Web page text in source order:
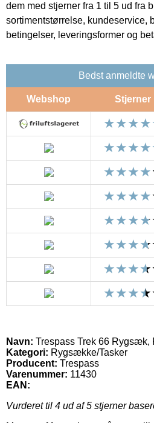
dem med stjerner fra 1 til 5 ud fra
sortimentstørrelse, kundeservice,
betingelser, leveringsformer og
Bedst anmeldte
Webshop Stjerner
Navn: Trespass Trek 66 Rygsæk,
Kategori: Rygsække/Tasker
Producent: Trespass
Varenummer: 11430
EAN:
Vurderet til 4 ud af 5 stjerner